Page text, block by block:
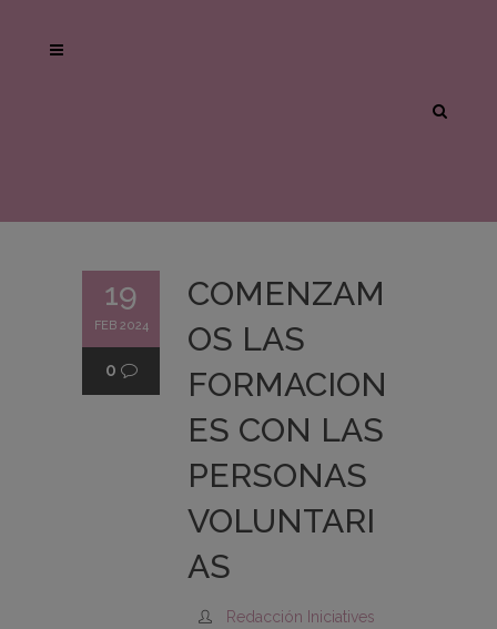
19
FEB 2024
0
COMENZAM
OS LAS
FORMACION
ES CON LAS
PERSONAS
VOLUNTARI
AS
Redacción Iniciatives